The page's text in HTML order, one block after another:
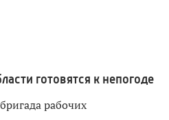
готовятся к непогоде
рабочих